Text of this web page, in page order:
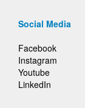
Social Media
Facebook
Instagram
Youtube
LinkedIn